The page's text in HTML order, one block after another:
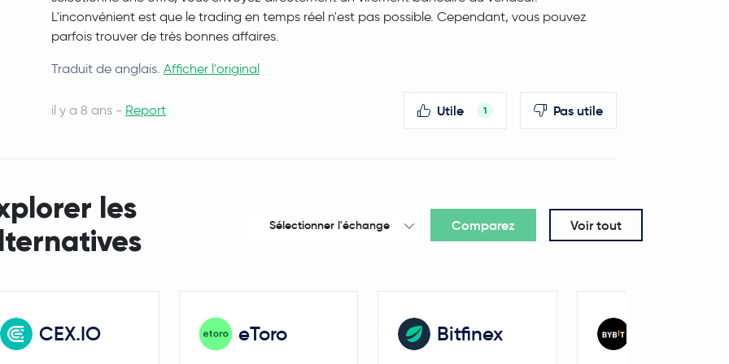
L'inconvénient est que le trading en temps réel n'est pas possible. Cependant, vous pouvez
parfois trouver de très bonnes affaires.
Traduit de anglais. Afficher l'original
il y a 8 ans - Report Utile 1 Pas utile
les
Sélectionner l'échange Comparez Voir tout
CEX.IO eToro Bitfinex